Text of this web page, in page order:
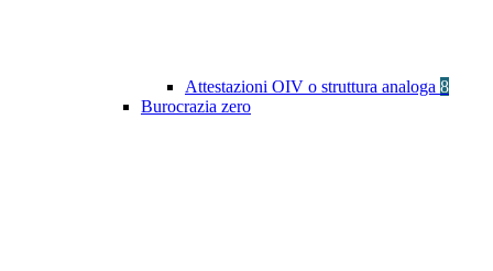
Attestazioni OIV o struttura analoga 8
Burocrazia zero